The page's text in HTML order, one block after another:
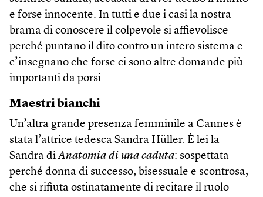
e forse innocente. In tutti e due i casi la nostra
brama di conoscere il colpevole si affievolisce
perché puntano il dito contro un intero sistema e
c’insegnano che forse ci sono altre domande più
importanti da porsi.
Maestri bianchi
Un’altra grande presenza femminile a Cannes è
stata l’attrice tedesca Sandra Hüller. È lei la
Sandra diAnatomia di una caduta: sospettata
perché donna di successo, bisessuale e scontrosa,
che si rifiuta ostinatamente di recitare il ruolo